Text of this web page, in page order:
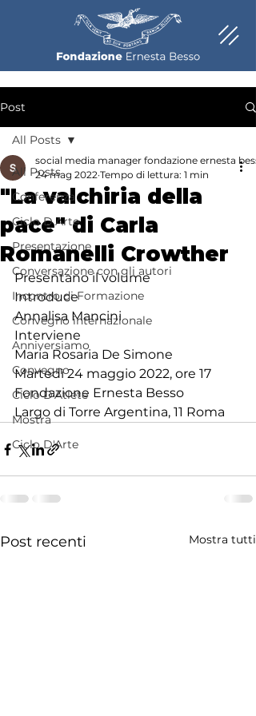
Post
All Posts
Conferenza
Ciclo D.Arte
Presentazione
Conversazione con gli autori
Incontro di Formazione
Convegno internazionale
Anniversiamo
Convegno
Ciclo D'Atlete
Mostra
Ciclo D'Arte
All Posts
"La valchiria della
pace" di Carla
Romanelli Crowther
social media manager fondazione ernesta
24 mag 2022 Tempo di lettura: 1 min
Presentano il volume
Introduce
Annalisa Mancini
Interviene
Maria Rosaria De Simone
Martedì 24 maggio 2022, ore 17
Fondazione Ernesta Besso
Largo di Torre Argentina, 11 Roma
Post recenti Mostra tutti